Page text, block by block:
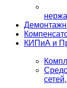
КИПиА и